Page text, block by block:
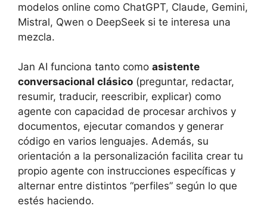
modelos online como ChatGPT, Claude, Gemini,
Mistral, Qwen o DeepSeek si te interesa una
mezcla.
Jan AI funciona tanto como asistente
conversacional clásico (preguntar, redactar,
resumir, traducir, reescribir, explicar) como
agente con capacidad de procesar archivos y
documentos, ejecutar comandos y generar
código en varios lenguajes. Además, su
orientación a la personalización facilita crear tu
propio agente con instrucciones específicas y
alternar entre distintos “perfiles” según lo que
estés haciendo.